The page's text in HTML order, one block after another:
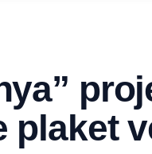
plaket